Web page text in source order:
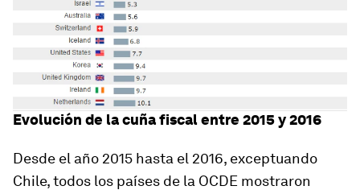
Evolución de la cuña fiscal entre 2015 y 2016
Desde el año 2015 hasta el 2016, exceptuando
Chile, todos los países de la OCDE mostraron